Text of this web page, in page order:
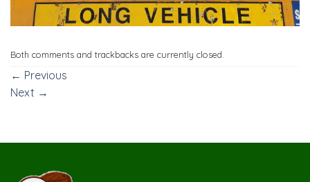
Both comments and trackbacks are currently closed.
← Previous
Next →